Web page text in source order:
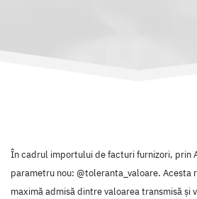
În cadrul importului de facturi furnizori, prin
parametru nou: @toleranta_valoare. Acesta
maximă admisă dintre valoarea transmisă și